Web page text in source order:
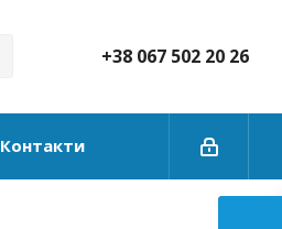
+38 067 502 20 26
Контакти